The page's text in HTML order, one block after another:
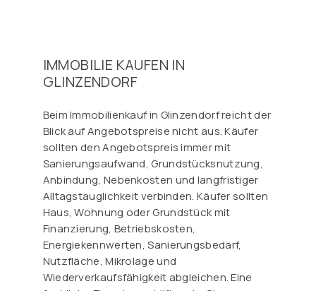
IMMOBILIE KAUFEN IN
GLINZENDORF
Beim Immobilienkauf in Glinzendorf reicht der
Blick auf Angebotspreise nicht aus. Käufer
sollten den Angebotspreis immer mit
Sanierungsaufwand, Grundstücksnutzung,
Anbindung, Nebenkosten und langfristiger
Alltagstauglichkeit verbinden. Käufer sollten
Haus, Wohnung oder Grundstück mit
Finanzierung, Betriebskosten,
Energiekennwerten, Sanierungsbedarf,
Nutzfläche, Mikrolage und
Wiederverkaufsfähigkeit abgleichen. Eine